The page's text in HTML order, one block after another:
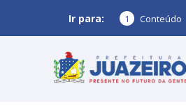
Ir para: 1 Conteúdo